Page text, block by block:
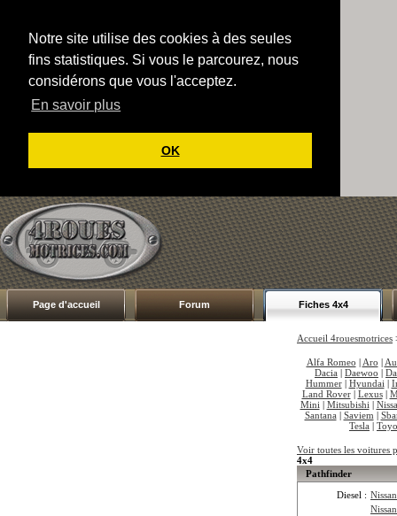
Notre site utilise des cookies à des seules
fins statistiques. Si vous le parcourez, nous
considérons que vous l'acceptez.
En savoir plus
OK
Page d'accueil Forum Fiches 4x4
Accueil 4rouesmotrices
Alfa Romeo | Aro |
Dacia | Daewoo |
Hummer| Hyundai |
Land Rover| Lexus|
Mini | Mitsubishi |
Santana | Saviem |
Tesla |
Voir toutes les voitures
4x4
Pathfinder
Diesel :